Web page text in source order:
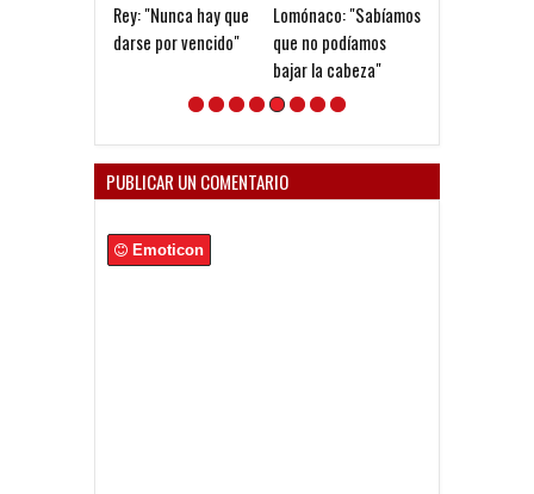
Rey: "Nunca hay que
darse por vencido"
Lomónaco: "Sabíamos
que no podíamos
bajar la cabeza"
PUBLICAR UN COMENTARIO
Emoticon